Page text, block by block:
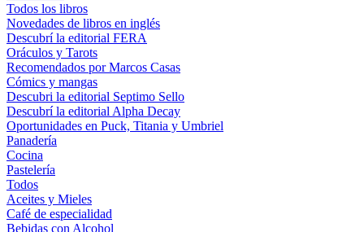
Todos los libros
Novedades de libros en inglés
Descubrí la editorial FERA
Oráculos y Tarots
Recomendados por Marcos Casas
Cómics y mangas
Descubri la editorial Septimo Sello
Descubrí la editorial Alpha Decay
Oportunidades en Puck, Titania y Umbriel
Panadería
Cocina
Pastelería
Todos
Aceites y Mieles
Café de especialidad
Bebidas con Alcohol